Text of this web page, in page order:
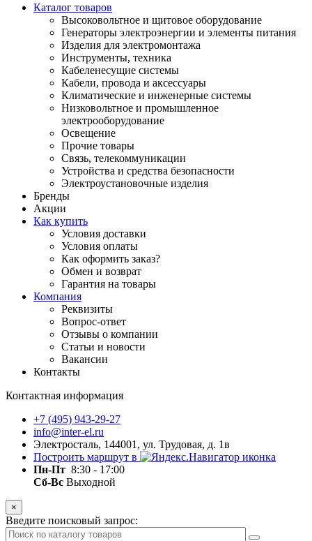
Каталог товаров
Высоковольтное и щитовое оборудование
Генераторы электроэнергии и элементы питания
Изделия для электромонтажа
Инструменты, техника
Кабеленесущие системы
Кабели, провода и аксессуары
Климатические и инженерные системы
Низковольтное и промышленное
электрооборудование
Освещение
Прочие товары
Связь, телекоммуникации
Устройства и средства безопасности
Электроустановочные изделия
Бренды
Акции
Как купить
Условия доставки
Условия оплаты
Как оформить заказ?
Обмен и возврат
Гарантия на товары
Компания
Реквизиты
Вопрос-ответ
Отзывы о компании
Статьи и новости
Вакансии
Контакты
Контактная информация
+7 (495) 943-29-27
info@inter-el.ru
Электросталь, 144001, ул. Трудовая, д. 1в
Построить маршрут в
Пн-Пт 8:30 - 17:00
Сб-Вс Выходной
×
Введите поисковый запрос: